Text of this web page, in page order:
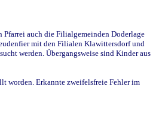
Pfarrei auch die Filialgemeinden Doderlage
mit den Filialen Klawittersdorf und
werden. Übergangsweise sind Kinder aus
worden. Erkannte zweifelsfreie Fehler im